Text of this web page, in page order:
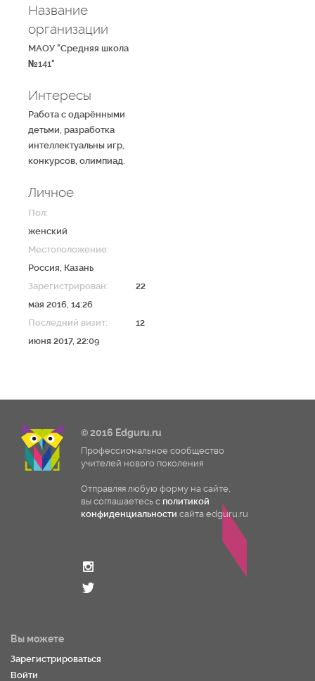
Название
организации
МАОУ "Средняя школа
№141"
Интересы
Работа с одарёнными
детьми, разработка
интеллектуальны игр,
конкурсов, олимпиад.
Личное
Пол:
женский
Местоположение:
Россия, Казань
Зарегистрирован:
22
мая 2016, 14:26
Последний визит:
12
июня 2017, 22:09
© 2016 Edguru.ru
Профессиональное сообщество
учителей нового поколения
Отправляя любую форму на сайте,
вы соглашаетесь с политикой
конфиденциальности сайта edguru.ru
Вы можете
Зарегистрироваться
Войти